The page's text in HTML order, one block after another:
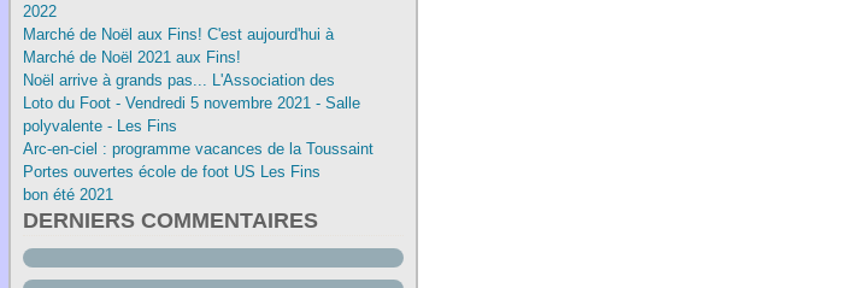
2022
Marché de Noël aux Fins! C'est aujourd'hui à
Marché de Noël 2021 aux Fins!
Noël arrive à grands pas... L'Association des
Loto du Foot - Vendredi 5 novembre 2021 - Salle
polyvalente - Les Fins
Arc-en-ciel : programme vacances de la Toussaint
Portes ouvertes école de foot US Les Fins
bon été 2021
DERNIERS COMMENTAIRES